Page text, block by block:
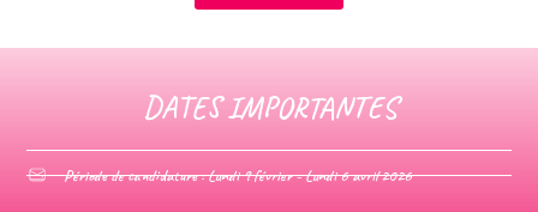
DATES IMPORTANTES
Période de candidature : Lundi 9 février - Lundi 6 avril 2026